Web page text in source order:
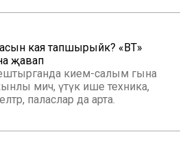
кая тапшырыйк? «ВТ»
җавап
кием-салым гына
мич, үтүк ише техника,
паласлар да арта.